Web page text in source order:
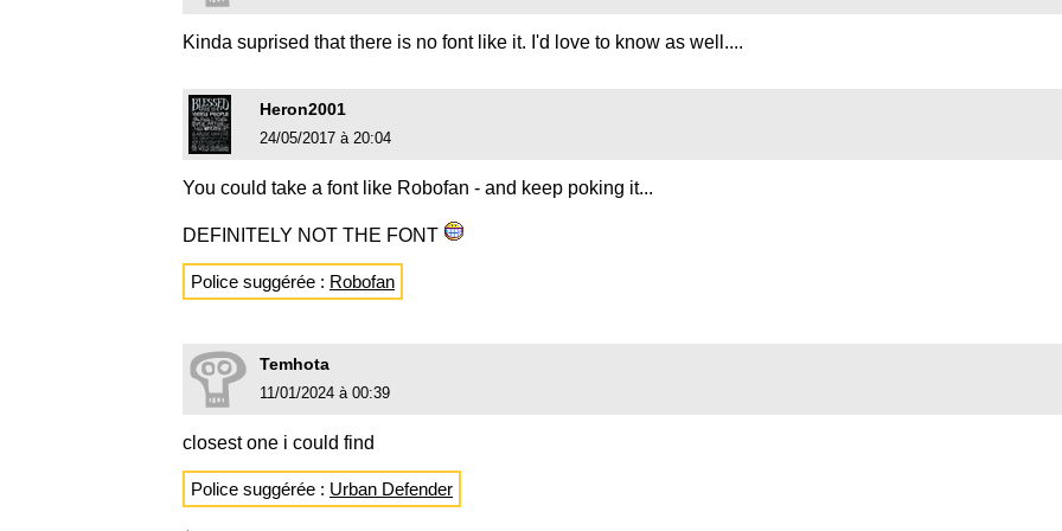
Kinda suprised that there is no font like it. I'd love to know as well....
Heron2001
24/05/2017 à 20:04
You could take a font like Robofan - and keep poking it...
DEFINITELY NOT THE FONT
Police suggérée : Robofan
Temhota
11/01/2024 à 00:39
closest one i could find
Police suggérée : Urban Defender